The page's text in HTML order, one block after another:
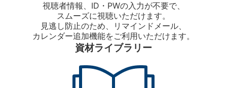
視聴者情報、ID・PWの入力が不要で、
スムーズに視聴いただけます。
見逃し防止のため、リマインドメール、
カレンダー追加機能をご利用いただけます。
資材ライブラリー